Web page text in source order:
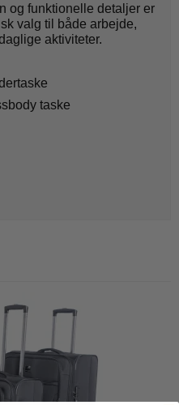
og funktionelle detaljer er
valg til både arbejde,
aktiviteter.
taske